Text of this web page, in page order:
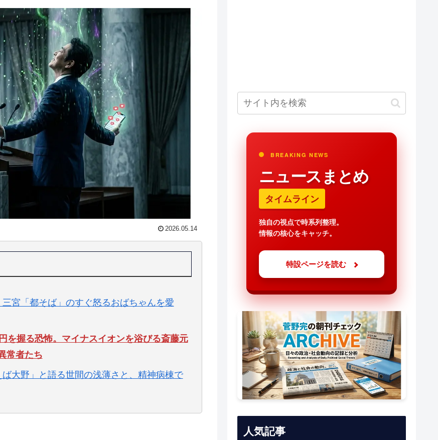
2026.05.14
宮「都そば」のすぐ怒るおばちゃんを愛
を握る恐怖。マイナスイオンを浴びる斎藤元
常者たち
大野」と語る世間の浅薄さと、精神病棟で
BREAKING NEWS
ニュースまとめ
タイムライン
独自の視点で時系列整理。
情報の核心をキャッチ。
特設ページを読む
人気記事